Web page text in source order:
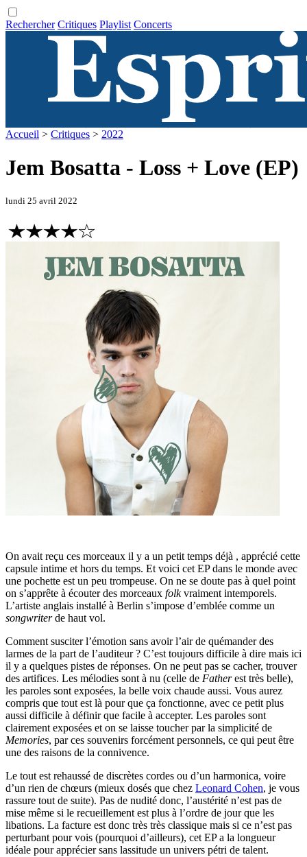
Rechercher Critiques Playlist Concerts
Accueil > Critiques > 2022
Jem Bosatta - Loss + Love (EP)
lundi 25 avril 2022
On avait reçu ces morceaux il y a un petit temps déjà , apprécié cette
capsule intime et hors du temps. Et voici cet EP dans le monde avec
une pochette est un peu trompeuse. On ne se doute pas à quel point
on s’apprête à écouter des morceaux folkvraiment intemporels.
L’artiste anglais installé à Berlin s’impose d’emblée comme un
songwriterde haut vol.
Comment susciter l’émotion sans avoir l’air de quémander des
larmes de la part de l’auditeur ? C’est toujours difficile à dire mais ici
il y a quelques pistes de réponses. On ne peut pas se cacher, trouver
des artifices. Les mélodies sont à nu (celle de Fatherest très belle),
les paroles sont exposées, la belle voix chaude aussi. Vous aurez
compris que tout est là pour que ça fonctionne, avec ce petit plus
aussi difficile à définir que facile à accepter. Les paroles sont
clairement exposées et on se laisse toucher par la simplicité de
Memories, par ces souvenirs forcément personnels, ce qui peut être
une des raisons de la connivence.
Le tout est rehaussé de discrètes cordes ou d’un harmonica, voire
d’un rien de chœurs (mieux dosés que chez Leonard Cohen, je vous
rassure tout de suite). Pas de nudité donc, l’austérité n’est pas de
mise même si le recueillement est plus à l’ordre de jour que les
libations. La facture est donc très très classique mais si ce n’est pas
perturbant pour vois (pourquoi d’ailleurs), cet EP a la longueur
idéale pour apprécier sans lassitude un univers pétri de talent.